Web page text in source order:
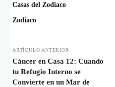
Casas del Zodiaco
Zodiaco
ARTÍCULO ANTERIOR
Cáncer en Casa 12: Cuando
tu Refugio Interno se
Convierte en un Mar de